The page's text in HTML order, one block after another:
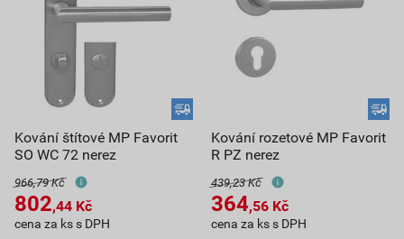
Kování štítové MP Favorit
SO WC 72 nerez
966,79 Kč
802,44 Kč
cena za ks s DPH
Kování rozetové MP Favorit
R PZ nerez
439,23 Kč
364,56 Kč
cena za ks s DPH